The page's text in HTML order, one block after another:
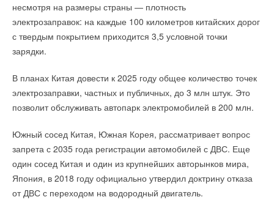
несмотря на размеры страны — плотность
электрозаправок: на каждые 100 километров китайских дорог
с твердым покрытием приходится 3,5 условной точки
зарядки.
В планах Китая довести к 2025 году общее количество точек
электрозаправки, частных и публичных, до 3 млн штук. Это
позволит обслуживать автопарк электромобилей в 200 млн.
Южный сосед Китая, Южная Корея, рассматривает вопрос
запрета с 2035 года регистрации автомобилей с ДВС. Еще
один сосед Китая и один из крупнейших авторынков мира,
Япония, в 2018 году официально утвердил доктрину отказа
от ДВС с переходом на водородный двигатель.